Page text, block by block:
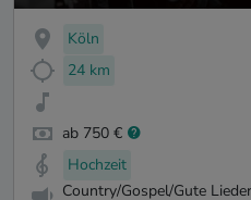
Köln
24 km
ab 750 €
Hochzeit
Country/Gospel/Gute